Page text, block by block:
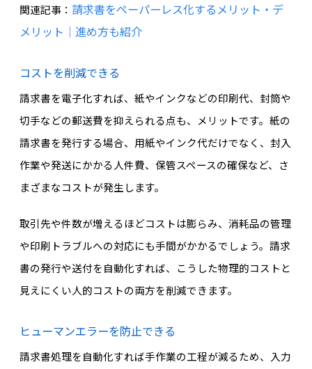
関連記事： 請求書をペーパーレス化するメリット・デ
メリット｜進め方も紹介
コストを削減できる
請求書を電子化すれば、紙やインクなどの印刷代、封筒や
切手などの郵送費を抑えられる点も、メリットです。紙の
請求書を発行する場合、用紙やインク代だけでなく、封入
作業や発送にかかる人件費、保管スペースの確保など、さ
まざまなコストが発生します。
取引先や件数が増えるほどコストは膨らみ、消耗品の管理
や印刷トラブルへの対応にも手間がかかるでしょう。請求
書の発行や送付を自動化すれば、こうした物理的コストと
見えにくい人的コストの両方を削減できます。
ヒューマンエラーを防止できる
請求書処理を自動化すれば手作業の工程が減るため、入力